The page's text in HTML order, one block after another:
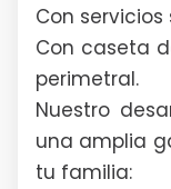
Con
Con caseta
perimetral.
Nuestro
una amplia
tu familia: